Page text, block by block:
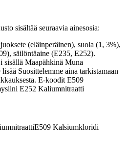
sisältää seuraavia ainesosia:
(eläinperäinen), suola (1, 3%),
säilöntäaine (E235, E252).
sisällä Maapähkinä Muna
Suosittelemme aina tarkistamaan
E-koodit E509
E252 Kaliumnitraatti
E509 Kalsiumkloridi